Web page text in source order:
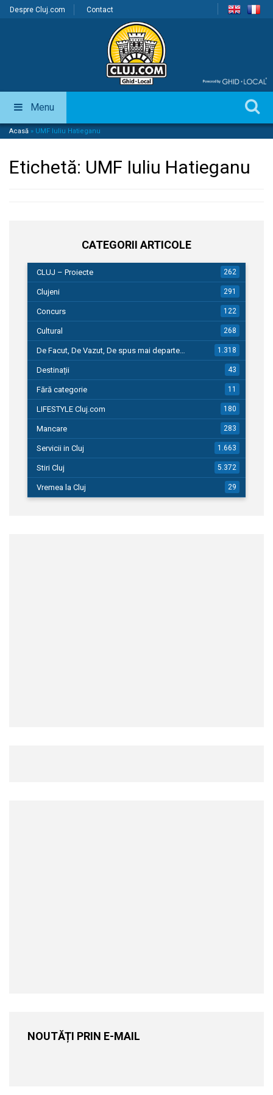
Despre Cluj.com Contact
Menu
Acasă » UMF Iuliu Hatieganu
Etichetă: UMF Iuliu Hatieganu
CATEGORII ARTICOLE
CLUJ – Proiecte 262
Clujeni 291
Concurs 122
Cultural 268
De Facut, De Vazut, De spus mai departe… 1.318
Destinații 43
Fără categorie 11
LIFESTYLE Cluj.com 180
Mancare 283
Servicii in Cluj 1.663
Stiri Cluj 5.372
Vremea la Cluj 29
NOUTĂȚI PRIN E-MAIL